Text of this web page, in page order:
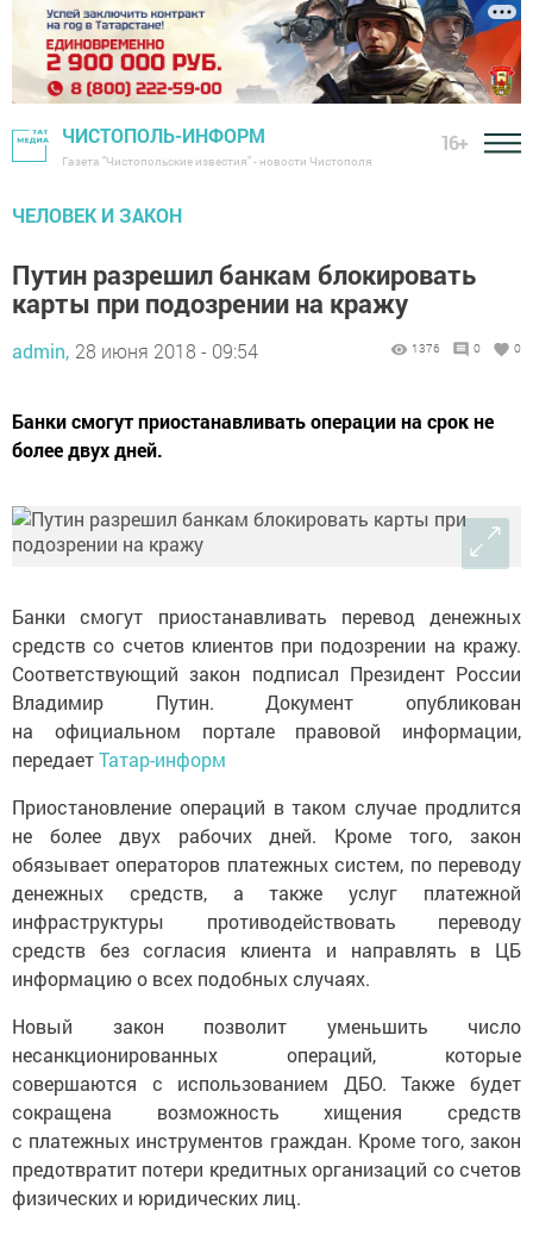
ЧИСТОПОЛЬ-ИНФОРМ
Газета "Чистопольские известия" - новости Чистополя
16+
ЧЕЛОВЕК И ЗАКОН
Путин разрешил банкам блокировать
карты при подозрении на кражу
admin, 28 июня 2018 - 09:54 1376 0 0
Банки смогут приостанавливать операции на срок не
более двух дней.
Банки смогут приостанавливать перевод денежных
средств со счетов клиентов при подозрении на кражу.
Соответствующий закон подписал Президент России
Владимир Путин. Документ опубликован
на официальном портале правовой информации,
передаетТатар-информ
Приостановление операций в таком случае продлится
не более двух рабочих дней. Кроме того, закон
обязывает операторов платежных систем, по переводу
денежных средств, а также услуг платежной
инфраструктуры противодействовать переводу
средств без согласия клиента и направлять в ЦБ
информацию о всех подобных случаях.
Новый закон позволит уменьшить число
несанкционированных операций, которые
совершаются с использованием ДБО. Также будет
сокращена возможность хищения средств
с платежных инструментов граждан. Кроме того, закон
предотвратит потери кредитных организаций со счетов
физических и юридических лиц.